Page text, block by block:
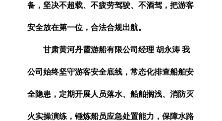
备，坚决不超载、不疲劳驾驶、不酒驾，把游客
安全放在第一位，合法合规出航。
甘肃黄河丹霞游船有限公司经理 胡永涛 我
公司始终坚守游客安全底线，常态化排查船舶安
全隐患，定期开展人员落水、船舶搁浅、消防灭
火实操演练，锤炼船员应急处置能力，保障水路